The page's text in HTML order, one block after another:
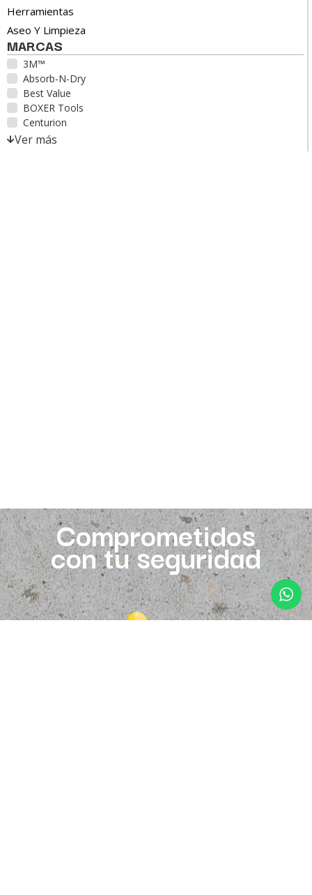
Herramientas
Aseo Y Limpieza
MARCAS
3M™
Absorb-N-Dry
Best Value
BOXER Tools
Centurion
Ver más
Comprometidos
con tu seguridad